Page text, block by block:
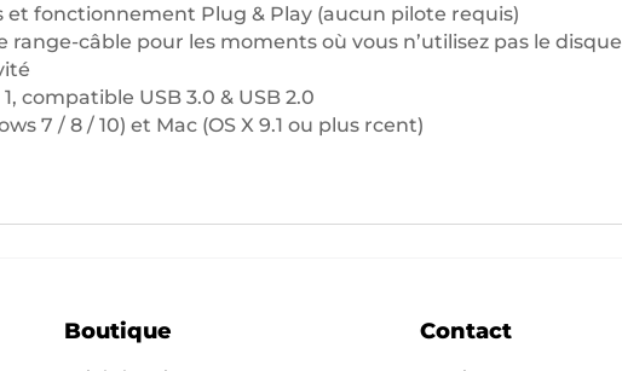
et fonctionnement Plug & Play (aucun pilote requis)
range-câble pour les moments où vous n’utilisez pas le disque
compatible USB 3.0 & USB 2.0
7 / 8 / 10) et Mac (OS X 9.1 ou plus rcent)
Boutique Contact